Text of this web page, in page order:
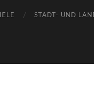
STADT- UND